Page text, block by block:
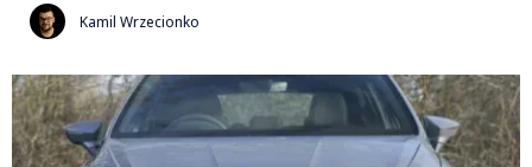
Kamil Wrzecionko